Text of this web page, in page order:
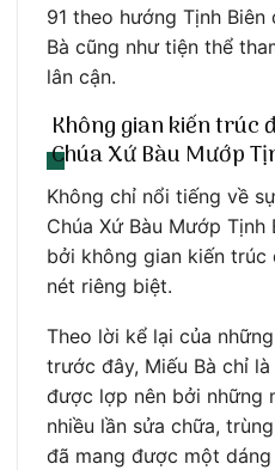
91 theo hướng Tịnh
Bà cũng như tiện thể
lân cận.
Không gian kiến trúc
Chúa Xứ Bàu Mướp
Không chỉ nổi tiếng về
Chúa Xứ Bàu Mướp
bởi không gian kiến trúc
nét riêng biệt.
Theo lời kể lại của
trước đây, Miếu Bà chỉ
được lợp nên bởi những
nhiều lần sửa chữa,
đã mang được một